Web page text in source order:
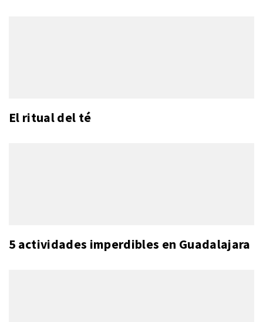
El ritual del té
5 actividades imperdibles en Guadalajara